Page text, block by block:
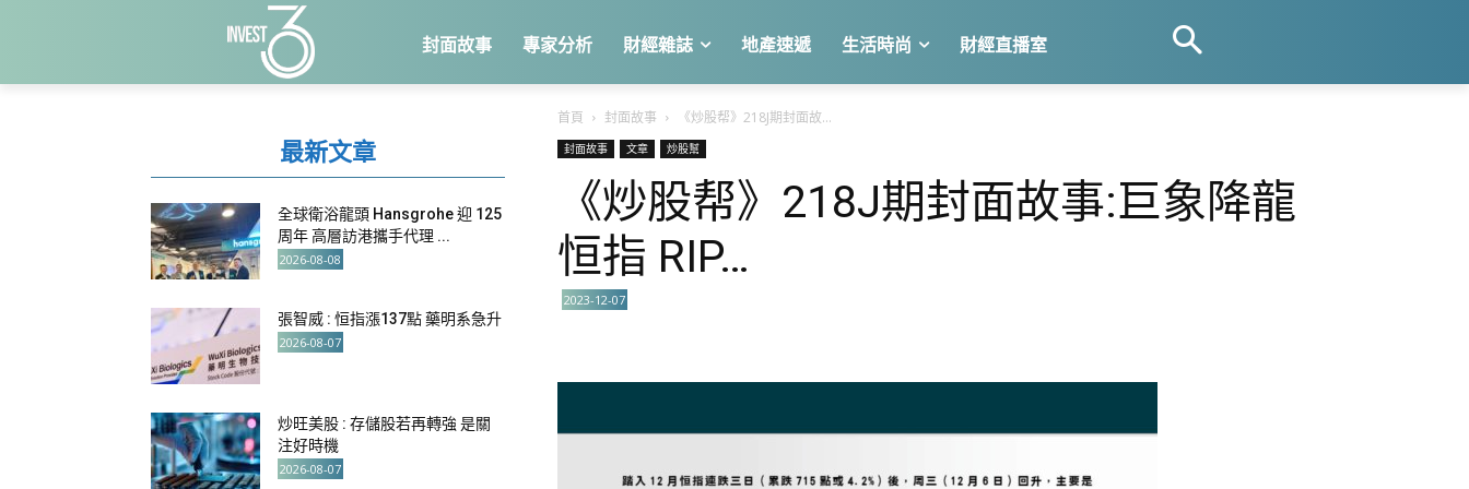
封面故事 專家分析 財經雜誌 地產速遞 生活時尚 財經直播室
首頁 封面故事 《炒股帮》218J期封面故...
封面故事 文章 炒股幫
《炒股帮》218J期封面故事:巨象降龍
恒指 RIP…
2023-12-07
最新文章
全球衛浴龍頭 Hansgrohe 迎 125
周年 高層訪港攜手代理 ...
2026-08-08
張智威 : 恒指漲137點 藥明系急升
2026-08-07
炒旺美股 : 存儲股若再轉強 是關
注好時機
2026-08-07